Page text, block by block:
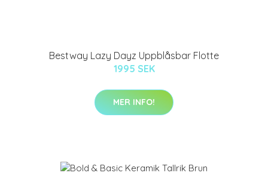
Bestway Lazy Dayz Uppblåsbar Flotte
1995 SEK
MER INFO!